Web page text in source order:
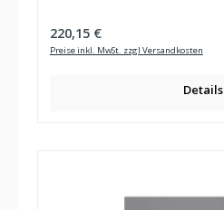
Regulärer Preis:
220,15 €
Preise inkl. MwSt. zzgl Versandkosten
Details